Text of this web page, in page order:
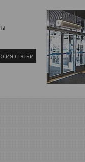
статьи